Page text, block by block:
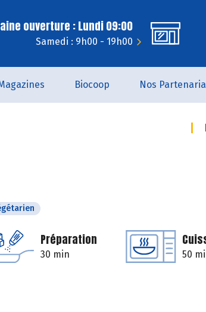
ouverture : Lundi 09:00
Samedi : 9h00 - 19h00
Biocoop Nos
Préparation
30 min 50